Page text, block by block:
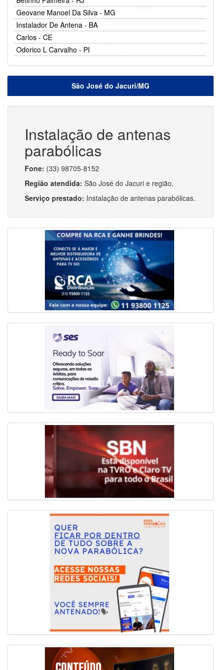
Geovane Manoel Da Silva - MG
Instalador De Antena - BA
Carlos - CE
Odorico L Carvalho - PI
São José do Jacuri/MG
Instalação de antenas
parabólicas
Fone: (33) 98705-8152
Região atendida: São José do Jacuri e região.
Serviço prestado: Instalação de antenas parabólicas.